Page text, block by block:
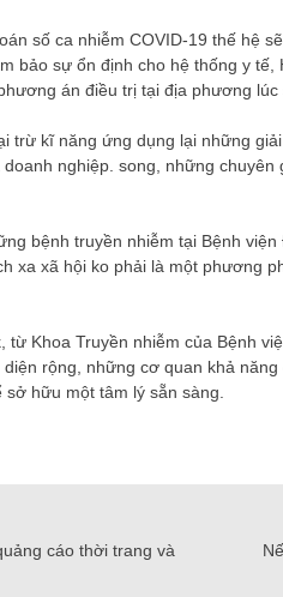
số ca nhiễm COVID-19 thế hệ
bảo sự ổn định cho hệ thống y
án điều trị tại địa phương lúc
trừ kĩ năng ứng dụng lại những
nghiệp. song, những
bệnh truyền nhiễm tại Bệnh
xa xã hội ko phải là một phương
từ Khoa Truyền nhiễm của Bệnh
rộng, những cơ quan khả
hữu một tâm lý sẵn sàng.
cáo thời trang và